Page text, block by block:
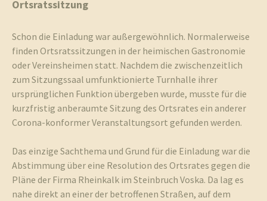
und
Ortsratssitzung
Schon die Einladung war außergewöhnlich. Normalerweise
finden Ortsratssitzungen in der heimischen Gastronomie
oder Vereinsheimen statt. Nachdem die zwischenzeitlich
zum Sitzungssaal umfunktionierte Turnhalle ihrer
ursprünglichen Funktion übergeben wurde, musste für die
kurzfristig anberaumte Sitzung des Ortsrates ein anderer
Corona-konformer Veranstaltungsort gefunden werden.
Das einzige Sachthema und Grund für die Einladung war die
Abstimmung über eine Resolution des Ortsrates gegen die
Pläne der Firma Rheinkalk im Steinbruch Voska. Da lag es
nahe direkt an einer der betroffenen Straßen, auf dem